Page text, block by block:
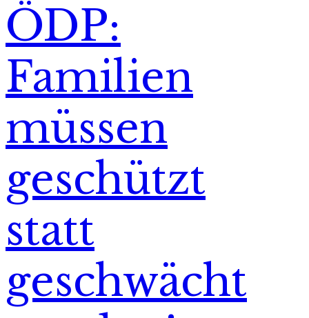
ÖDP:
Familien
müssen
geschützt
statt
geschwächt